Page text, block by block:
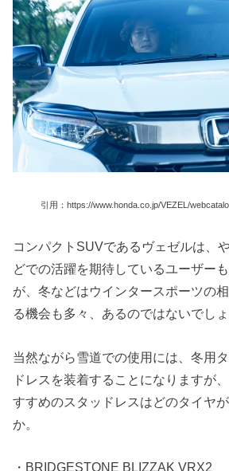
引用：https://www.honda.co.jp/VEZEL/
コンパクトSUVであるヴェゼルは、
どでの活躍を期待しているユーザー
が、冬などはウインタースポーツの
る機会も多々、あるのではないでしょ
当然ながら雪道での使用には、冬用
ドレスを装着することになりますが
すすめのスタッドレスはどのタイヤ
か。
・BRIDGESTONE BLIZZAK VRX2